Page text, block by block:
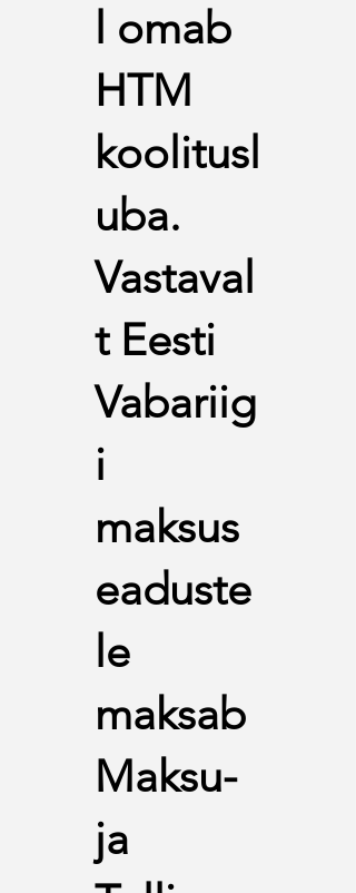
l omab
HTM
koolitusl
uba.
Vastaval
t Eesti
Vabariig
i
maksus
eaduste
le
maksab
Maksu-
ja